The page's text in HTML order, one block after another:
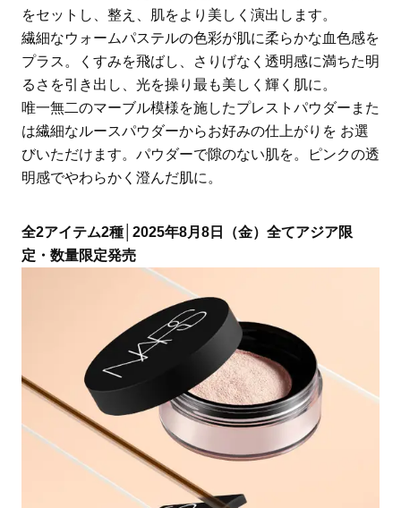
をセットし、整え、肌をより美しく演出します。
繊細なウォームパステルの色彩が肌に柔らかな血色感を
プラス。くすみを飛ばし、さりげなく透明感に満ちた明
るさを引き出し、光を操り最も美しく輝く肌に。
唯一無二のマーブル模様を施したプレストパウダーまた
は繊細なルースパウダーからお好みの仕上がりを お選
びいただけます。パウダーで隙のない肌を。ピンクの透
明感でやわらかく澄んだ肌に。
全2アイテム2種│2025年8月8日（金）全てアジア限
定・数量限定発売